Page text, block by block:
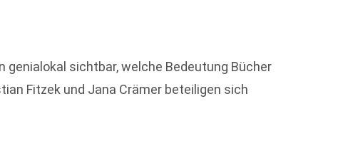
genialokal sichtbar, welche Bedeutung Bücher
Fitzek und Jana Crämer beteiligen sich